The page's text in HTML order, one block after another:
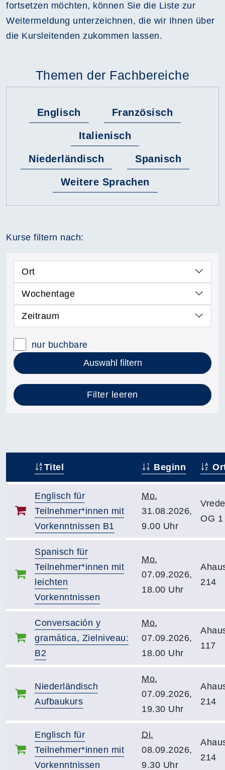
fortsetzen möchten, können Sie die Liste zur
Weitermeldung unterzeichnen, die wir Ihnen über
die Kursleitenden zukommen lassen.
Themen der Fachbereiche
Englisch Französisch
Italienisch
Niederländisch Spanisch
Weitere Sprachen
Kurse filtern nach:
Ort
Wochentage
Zeitraum
nur buchbare
Auswahl filtern
Filter leeren
Titel Beginn
Englisch für
Teilnehmer*innen mit
Vorkenntnissen B1
Mo.
31.08.2026,
9.00 Uhr
OG 1
Spanisch für
Teilnehmer*innen mit
leichten
Vorkenntnissen
Mo.
07.09.2026,
18.00 Uhr
214
Conversación y
gramática, Zielniveau:
B2
Mo.
07.09.2026,
18.00 Uhr
117
Niederländisch
Aufbaukurs
Mo.
07.09.2026,
19.30 Uhr
214
Englisch für
Teilnehmer*innen mit
Vorkenntnissen
Di.
08.09.2026,
9.30 Uhr
214